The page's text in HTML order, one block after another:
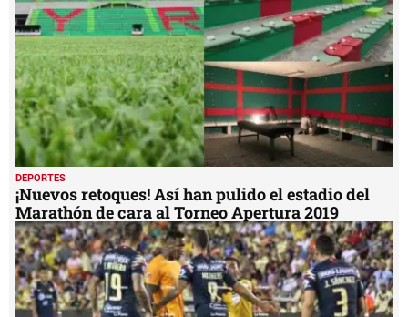
DEPORTES
¡Nuevos retoques! Así han pulido el estadio del
Marathón de cara al Torneo Apertura 2019